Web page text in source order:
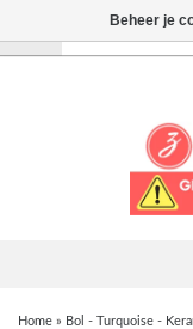
Home » Bol - Turquoise -
Beheer je